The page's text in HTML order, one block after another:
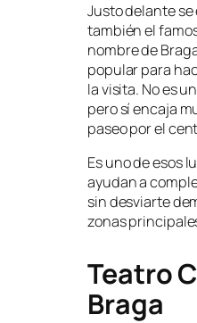
Justo delante
también el
nombre de
popular para
la visita. No es
pero sí encaja
paseo por el
Es uno de esos
ayudan a
sin desviarte
zonas
Teatro
Braga